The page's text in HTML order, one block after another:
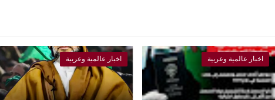
اخبار عالمية وعربية اخبار عالمية وعربية